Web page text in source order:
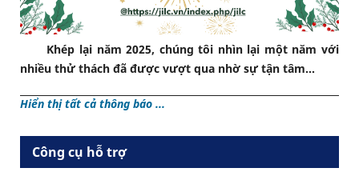
Khép lại năm 2025, chúng tôi nhìn lại một năm với
nhiều thử thách đã được vượt qua nhờ sự tận tâm...
Hiển thị tất cả thông báo ...
Công cụ hỗ trợ